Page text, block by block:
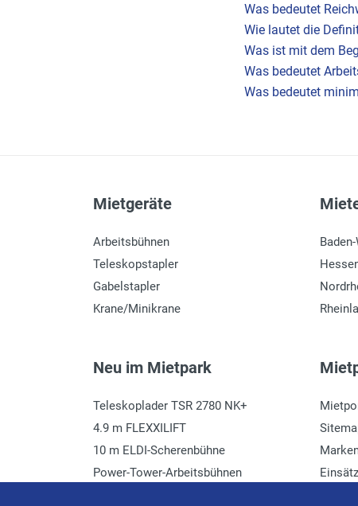
Was bedeutet
Wie lautet die
Was ist mit dem
Was bedeutet
Was bedeutet
Mietgeräte
Arbeitsbühnen
Teleskopstapler
Gabelstapler
Krane/Minikrane
Neu im Mietpark
Teleskoplader TSR 2780 NK+
4.9 m FLEXXILIFT
10 m ELDI-Scherenbühne
Power-Tower-Arbeitsbühnen